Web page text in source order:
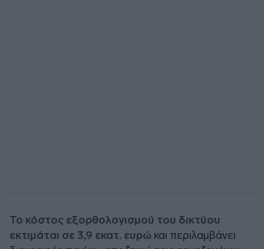
Το κόστος εξορθολογισμού του δικτύου
εκτιμάται σε 3,9 εκατ. ευρώ και περιλαμβάνει